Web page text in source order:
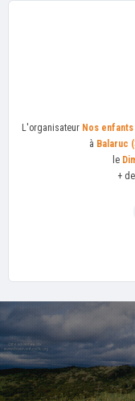
L'organisateur Nos
à Balaruc
le
+ de